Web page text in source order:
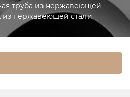
труба из нержавеющей
из нержавеющей стали